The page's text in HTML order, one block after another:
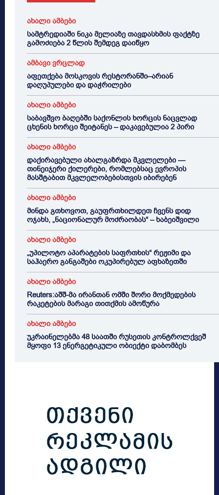
ახალი ამბები
სამტრედიაში ნიკა მელიაზე თავდასხმის ფაქტზე
გამოძიება 2 წლის შემდეგ დაიწყო
ამბავი ვრცლად
აფეთქება მოსკოვის რესტორანში–არიან
დაღუპულები და დაჭრილები
ახალი ამბები
საბავშვო ბაღებში საქონლის ხორცის ნაცვლად
ცხენის ხორცი შეიტანეს – დაკავებულია 2 პირი
ახალი ამბები
დაქირავებული ახალგაზრდა მკვლელები —
თინეიჯერი ქილერები, რომლებსაც ევროპის
მასშტაბით მკვლელობებისთვის იბირებენ
ახალი ამბები
მინდა გთხოვოთ, გაუფრთხილდეთ ჩვენს დიდ
ოჯახს, „ნაციონალურ მოძრაობას“ – ხაბეიშვილი
ახალი ამბები
„უპილოტო აპარატების საფრთხის“ რეჟიმი და
საჰაერო განგაშები ოკუპირებულ აფხაზეთში
ახალი ამბები
Reuters:აშშ-მა ირანთან ომში შორი მოქმედების
რაკეტების მარაგი თითქმის ამოწურა
ახალი ამბები
უკრაინელებმა 48 საათში რუსეთის კონტროლქვეშ
მყოფი 13 ენერგეტიკული ობიექტი დაბომბეს